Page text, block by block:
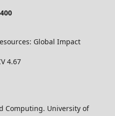
Global Impact
4.67
Computing. University of